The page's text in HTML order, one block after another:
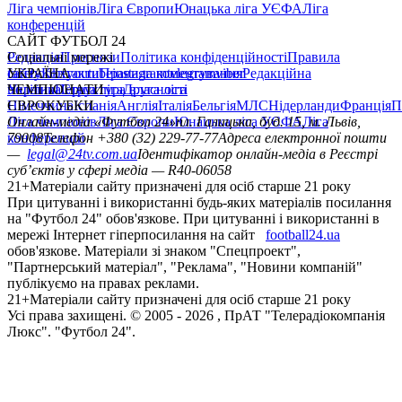
Ліга чемпіонівЛіга ЄвропиЮнацька ліга УЄФАЛіга
конференцій
САЙТ ФУТБОЛ 24
РедакціяПрогнозиПолітика конфіденційностіПравила
сайтуКонтактиПравила коментуванняРедакційна
політикаСтруктура власності
Соціальні мережі
facebookxyoutubeinstagramtelegramviber
УКРАЇНА
УкраїнаПерша лігаДруга ліга
ЧЕМПІОНАТИ
НімеччинаІспаніяАнгліяІталіяБельгіяМЛСНідерландиФранція
ЄВРОКУБКИ
Ліга чемпіонівЛіга ЄвропиЮнацька ліга УЄФАЛіга
конференцій
Онлайн-медіа «Футбол 24»пл. Галицька, буд. 15, м. Львів,
79008Телефон +380 (32) 229-77-77Адреса електронної пошти
— legal@24tv.com.uaІдентифікатор онлайн-медіа в Реєстрі
суб’єктів у сфері медіа — R40-06058
21+Матеріали сайту призначені для осіб старше 21 року
При цитуванні і використанні будь-яких матеріалів посилання
на "Футбол 24" обов'язкове. При цитуванні і використанні в
мережі Інтернет гіперпосилання на сайт
football24.ua
обов'язкове. Матеріали зі знаком "Спецпроект",
"Партнерський матеріал", "Реклама", "Новини компаній"
публікуємо на правах реклами.
21+Матеріали сайту призначені для осіб старше 21 року
Усi права захищенi. © 2005 - 2026 , ПрАТ "Телерадіокомпанія
Люкс". "Футбол 24".